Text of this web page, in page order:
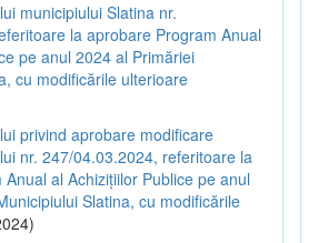
municipiului Slatina nr.
la aprobare Program Anual
pe anul 2024 al Primăriei
cu modificările ulterioare
privind aprobare modificare
nr. 247/04.03.2024, referitoare la
al Achizițiilor Publice pe anul
Slatina, cu modificările